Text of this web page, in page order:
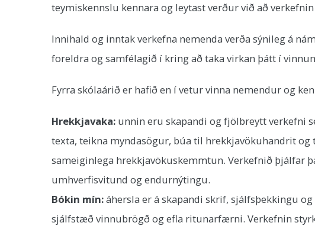
teymiskennslu kennara og leytast verður við að
Innihald og inntak verkefna nemenda verða sýnileg á
foreldra og samfélagið í kring að taka virkan þátt í
Fyrra skólaárið er hafið en í vetur vinna nemendur og
Hrekkjavaka: unnin eru skapandi og fjölbreytt verkefni
texta, teikna myndasögur, búa til hrekkjavökuhandrit
sameiginlega hrekkjavökuskemmtun. Verkefnið þjálfar
umhverfisvitund og endurnýtingu. ​
Bókin mín:áhersla er á skapandi skrif, sjálfsþekkingu
sjálfstæð vinnubrögð og efla ritunarfærni. Verkefnin